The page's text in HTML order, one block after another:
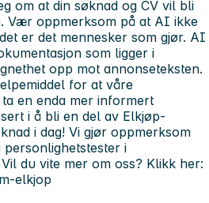
om at din søknad og CV vil bli
Vær oppmerksom på at AI ikke
er det mennesker som gjør. AI
som ligger i
opp mot annonseteksten.
for at våre
en enda mer informert
i å bli en del av Elkjøp-
i dag! Vi gjør oppmerksom
i
du vite mer om oss? Klikk her:
elkjop